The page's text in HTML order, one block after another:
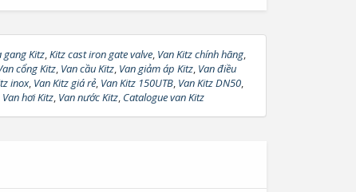
gang Kitz,Kitz cast iron gate valve, Van Kitz chính hãng,
cổng Kitz, Van cầu Kitz, Van giảm áp Kitz, Van điều
inox, Van Kitz giá rẻ, Van Kitz 150UTB, Van Kitz DN50,
Van hơi Kitz, Van nước Kitz, Catalogue van Kitz